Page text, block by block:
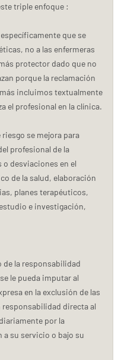
triple enfoque :
que se
no a las enfermeras
protector dado que no
porque la reclamación
incluimos textualmente
el profesional en la clínica.
se mejora para
profesional de la
o desviaciones en el
de la salud, elaboración
planes terapéuticos,
e investigación,
de la responsabilidad
le pueda imputar al
en la exclusión de las
responsabilidad directa al
por la
su servicio o bajo su